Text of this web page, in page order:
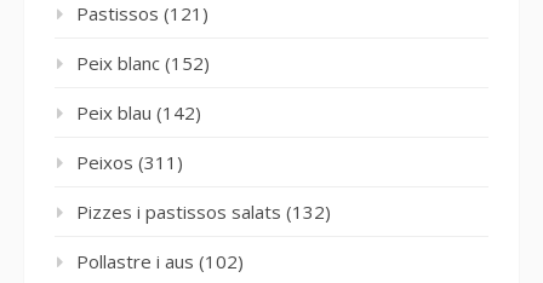
Pastissos (121)
Peix blanc (152)
Peix blau (142)
Peixos (311)
Pizzes i pastissos salats (132)
Pollastre i aus (102)